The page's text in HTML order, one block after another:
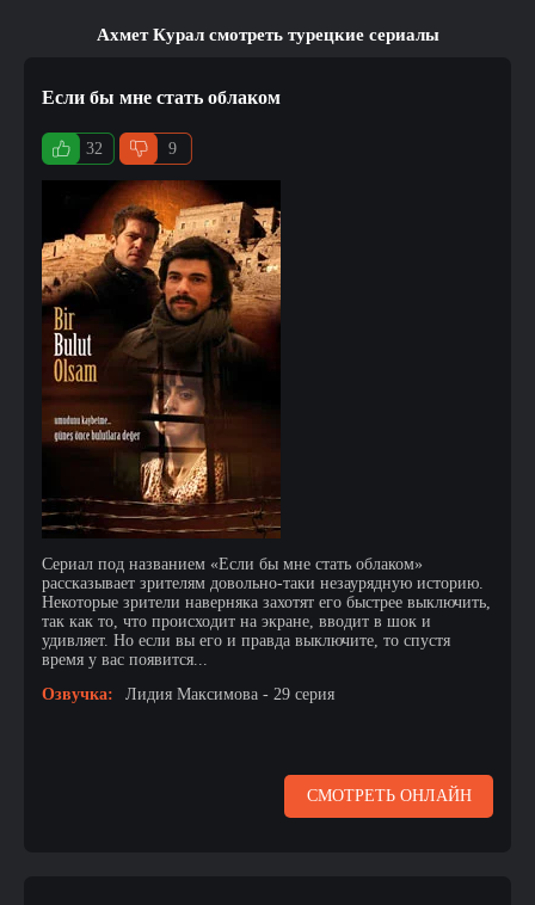
Ахмет Курал смотреть турецкие сериалы
Если бы мне стать облаком
32 9
Сериал под названием «Если бы мне стать облаком»
рассказывает зрителям довольно-таки незаурядную историю.
Некоторые зрители наверняка захотят его быстрее выключить,
так как то, что происходит на экране, вводит в шок и
удивляет. Но если вы его и правда выключите, то спустя
время у вас появится...
Озвучка:
Лидия Максимова - 29 серия
СМОТРЕТЬ ОНЛАЙН